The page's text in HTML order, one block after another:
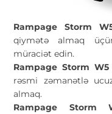
Rampage Storm
qiymətə almaq
müraciət edin.
Rampage Storm
rəsmi zəmanətlə
almaq.
Rampage Storm